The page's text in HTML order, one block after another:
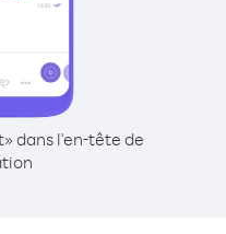
dans l'en-tête de